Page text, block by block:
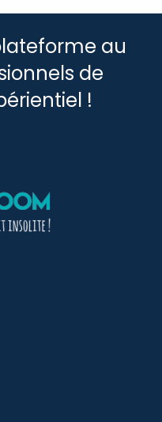
au
de
!